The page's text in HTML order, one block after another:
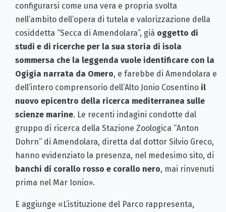
configurarsi come una vera e propria svolta
nell’ambito dell’opera di tutela e valorizzazione della
cosiddetta “Secca di Amendolara”, già oggetto di
studi e di ricerche per la sua storia di isola
sommersa che la leggenda vuole identificare con la
Ogigia narrata da Omero, e farebbe di Amendolara e
dell’intero comprensorio dell’Alto Jonio Cosentino il
nuovo epicentro della ricerca mediterranea sulle
scienze marine. Le recenti indagini condotte dal
gruppo di ricerca della Stazione Zoologica “Anton
Dohrn” di Amendolara, diretta dal dottor Silvio Greco,
hanno evidenziato la presenza, nel medesimo sito, di
banchi di corallo rosso e corallo nero, mai rinvenuti
prima nel Mar Ionio».
E aggiunge «L’istituzione del Parco rappresenta,